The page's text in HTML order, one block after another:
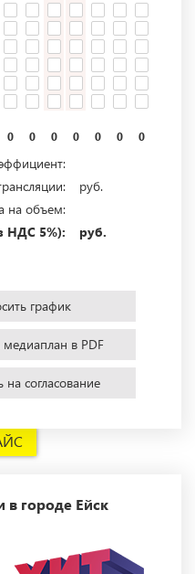
0 0 0 0 0 0 0
руб.
на объем:
НДС 5%):
руб.
график
в PDF
на согласование
в городе Ейск